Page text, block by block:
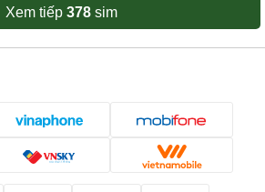
Xem tiếp 378sim